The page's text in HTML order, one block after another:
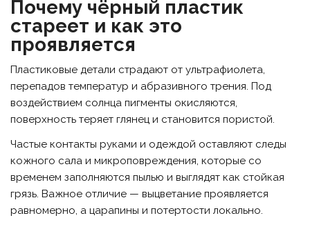
Почему чёрный пластик
стареет и как это
проявляется
Пластиковые детали страдают от ультрафиолета,
перепадов температур и абразивного трения. Под
воздействием солнца пигменты окисляются,
поверхность теряет глянец и становится пористой.
Частые контакты руками и одеждой оставляют следы
кожного сала и микроповреждения, которые со
временем заполняются пылью и выглядят как стойкая
грязь. Важное отличие — выцветание проявляется
равномерно, а царапины и потертости локально.